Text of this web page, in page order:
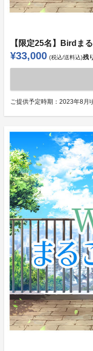
【限定25名】Birdま
¥33,000 (税込/送料込)残
ご提供予定時期： 2023年8月